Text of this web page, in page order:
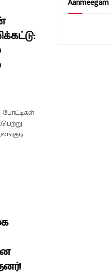
போட்டிகள்
Aanmeegam